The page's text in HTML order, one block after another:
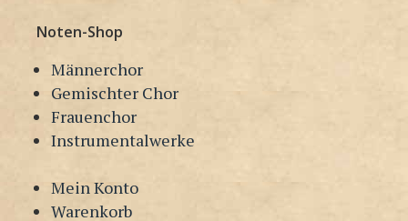
Inhalt
springen
Noten-Shop
Männerchor
Gemischter Chor
Frauenchor
Instrumentalwerke
Mein Konto
Warenkorb